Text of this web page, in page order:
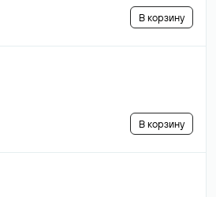
В корзину
В корзину